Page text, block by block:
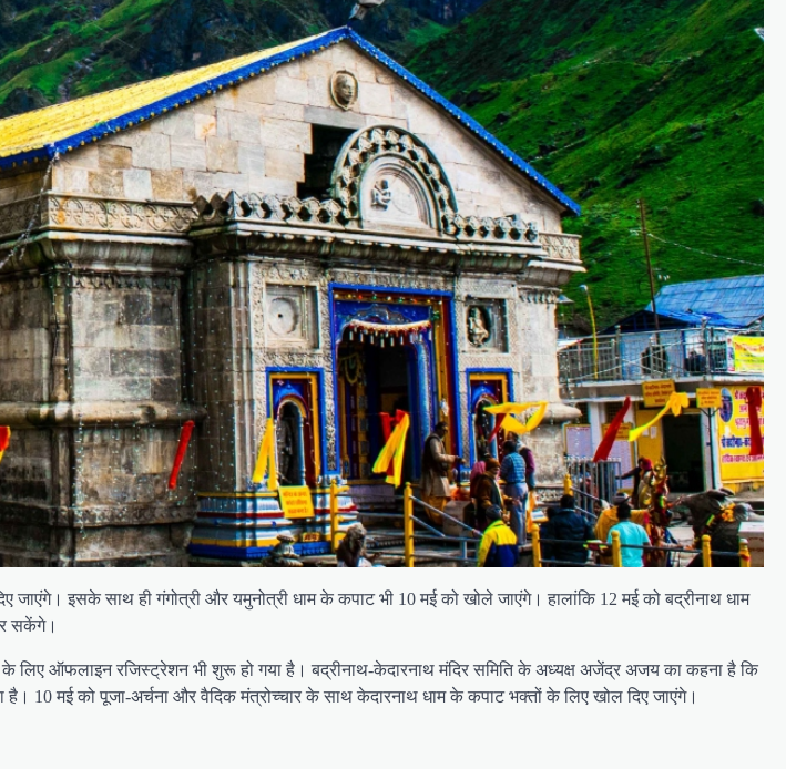
इसके साथ ही गंगोत्री और यमुनोत्री धाम के कपाट भी 10 मई को खोले जाएंगे। हालांकि 12 मई को बद्रीनाथ धाम
सकेंगे।
लिए ऑफलाइन रजिस्ट्रेशन भी शुरू हो गया है। बद्रीनाथ-केदारनाथ मंदिर समिति के अध्यक्ष अजेंद्र अजय का कहना है कि
10 मई को पूजा-अर्चना और वैदिक मंत्रोच्चार के साथ केदारनाथ धाम के कपाट भक्‍तों के लिए खोल दिए जाएंगे।